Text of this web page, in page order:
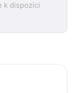
k dispozici